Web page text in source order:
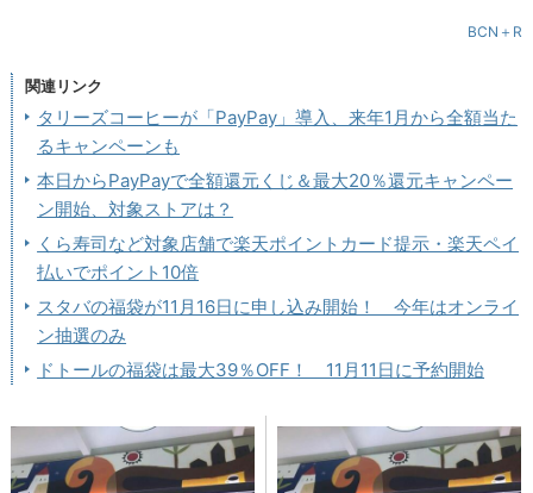
BCN＋R
関連リンク
タリーズコーヒーが「PayPay」導入、来年1月から全額当た
るキャンペーンも
本日からPayPayで全額還元くじ＆最大20％還元キャンペー
ン開始、対象ストアは？
くら寿司など対象店舗で楽天ポイントカード提示・楽天ペイ
払いでポイント10倍
スタバの福袋が11月16日に申し込み開始！ 今年はオンライ
ン抽選のみ
ドトールの福袋は最大39％OFF！ 11月11日に予約開始